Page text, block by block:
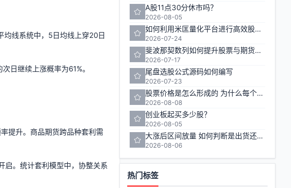
均线系统中，5日均线上穿20日
日继续上涨概率为61%。
提升。商品期货跨品种套利需
启。统计套利模型中，协整关系
A股11点30分休市吗？
2026-08-05
如何利用米匡量化平台进行高效股票与期货交易
2026-07-24
斐波那契数列如何提升股票与期货交易的准确性
2026-07-17
尾盘选股公式源码如何编写
2026-07-23
股票价格是怎么形成的 为什么每个人的卖出价不一样
2026-08-08
创业板起买多少股？
2026-08-05
大涨后区间放量 如何判断是出货还是洗盘
2026-08-06
热门标签